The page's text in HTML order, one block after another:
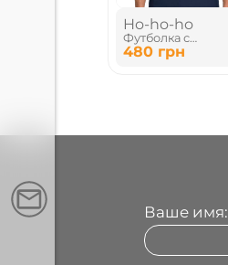
Ho-ho-ho
Футболка с
праздничным
принтом
480 грн
Ваше имя: